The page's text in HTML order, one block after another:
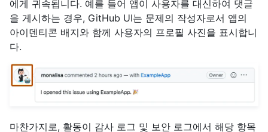
에게 귀속됩니다. 예를 들어 앱이 사용자를 대신하여 댓글
을 게시하는 경우, GitHub UI는 문제의 작성자로서 앱의
아이덴티콘 배지와 함께 사용자의 프로필 사진을 표시합니
다.
마찬가지로, 활동이 감사 로그 및 보안 로그에서 해당 항목